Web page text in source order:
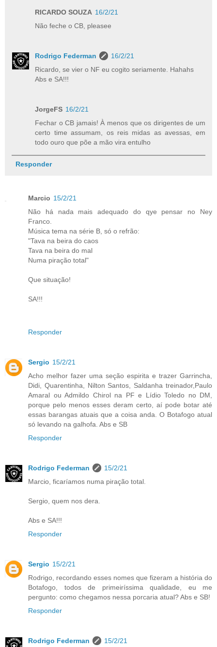
RICARDO SOUZA 16/2/21
Não feche o CB, pleasee
Rodrigo Federman
16/2/21
Ricardo, se vier o NF eu cogito seriamente. Hahahs
Abs e SA!!!
JorgeFS 16/2/21
Fechar o CB jamais! À menos que os dirigentes de um
certo time assumam, os reis midas as avessas, em
todo ouro que põe a mão vira entulho
Responder
Marcio 15/2/21
Não há nada mais adequado do qye pensar no Ney
Franco.
Música tema na série B, só o refrão:
"Tava na beira do caos
Tava na beira do mal
Numa piração total"
Que situação!
SA!!!
Responder
Sergio 15/2/21
Acho melhor fazer uma seção espirita e trazer Garrincha,
Didi, Quarentinha, Nilton Santos, Saldanha treinador,Paulo
Amaral ou Admildo Chirol na PF e Lídio Toledo no DM,
porque pelo menos esses deram certo, aí pode botar até
essas barangas atuais que a coisa anda. O Botafogo atual
só levando na galhofa. Abs e SB
Responder
Rodrigo Federman
15/2/21
Marcio, ficaríamos numa piração total.
Sergio, quem nos dera.
Abs e SA!!!
Responder
Sergio 15/2/21
Rodrigo, recordando esses nomes que fizeram a história do
Botafogo, todos de primeiríssima qualidade, eu me
pergunto: como chegamos nessa porcaria atual? Abs e SB!
Responder
Rodrigo Federman
15/2/21